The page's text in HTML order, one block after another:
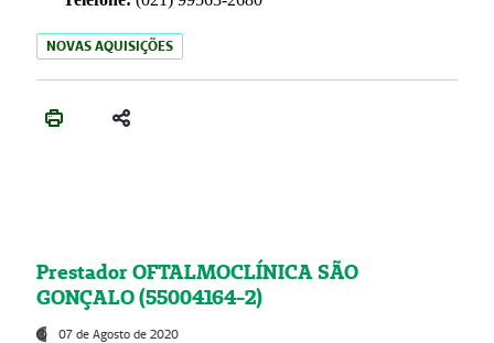
NOVAS AQUISIÇÕES
Prestador OFTALMOCLÍNICA SÃO
GONÇALO (55004164-2)
07 de Agosto de 2020